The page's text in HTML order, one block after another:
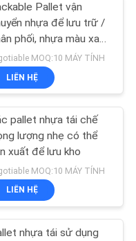
17
17
Pallet vận
nhựa để lưu trữ /
phối, nhựa màu xanh
tái chế
MOQ:10 MÁY TÍNH
LIÊN HỆ
pallet nhựa tái chế
lượng nhẹ có thể
xuất để lưu kho
MOQ:10 MÁY TÍNH
LIÊN HỆ
nhựa tái sử dụng